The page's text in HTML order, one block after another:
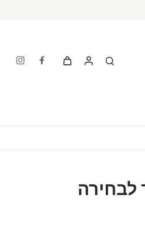
לבחירה